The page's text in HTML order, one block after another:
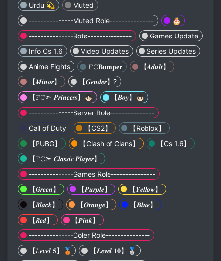
Urdu 💫
Muted
---------------Muted Role---------------
🎂
---------------Bots---------------
Games Update
Info Cs 1.6
Video Updates
Series Updates
Anime Fights
𝙵𝙲𝐁𝐮𝐦𝐩𝐞𝐫
【𝑨𝒅𝒖𝒍𝒕】
【𝑴𝒊𝒏𝒐𝒓】
【𝑮𝒆𝒏𝒅𝒆𝒓】?
【𝙵𝙲➣ 𝑷𝒓𝒊𝒏𝒄𝒆𝒔𝒔】👧🏻
【𝑩𝒐𝒚】👦🏻
---------------Server Role---------------
Call of Duty
【CS2】
【Roblox】
【PUBG】
【Clash of Clans】
【Cs 1.6】
【𝙵𝙲➣ 𝑪𝒍𝒂𝒔𝒔𝒊𝒄 𝑷𝒍𝒂𝒚𝒆𝒓】
---------------Games Role---------------
【𝑮𝒓𝒆𝒆𝒏】
【𝑷𝒖𝒓𝒑𝒍𝒆】
【𝒀𝒆𝒍𝒍𝒐𝒘】
【𝑩𝒍𝒂𝒄𝒌】
【𝑶𝒓𝒂𝒏𝒈𝒆】
【𝑩𝒍𝒖𝒆】
【𝑹𝒆𝒅】
【𝑷𝒊𝒏𝒌】
---------------Coler Role---------------
【𝑳𝒆𝒗𝒆𝒍 𝟓】🥉
【𝑳𝒆𝒗𝒆𝒍 𝟏𝟎】🥈